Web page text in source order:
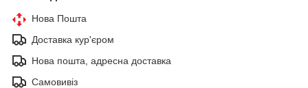
Нова Пошта
Доставка кур'єром
Нова пошта, адресна доставка
Самовивіз